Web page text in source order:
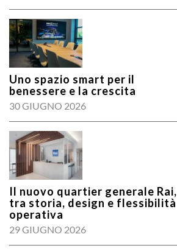
Uno spazio smart per il
benessere e la crescita
30 GIUGNO 2026
Il nuovo quartier generale Rai,
tra storia, design e flessibilità
operativa
29 GIUGNO 2026